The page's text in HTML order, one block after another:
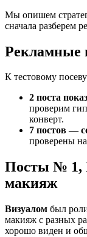
Мы опишем
сначала разберем
Рекламные
К тестовому
2 поста
проверим
конверт.
7 постов —
проверены
Посты № 1,
макияж
Визуалом был
макияж с разных
хорошо виден и